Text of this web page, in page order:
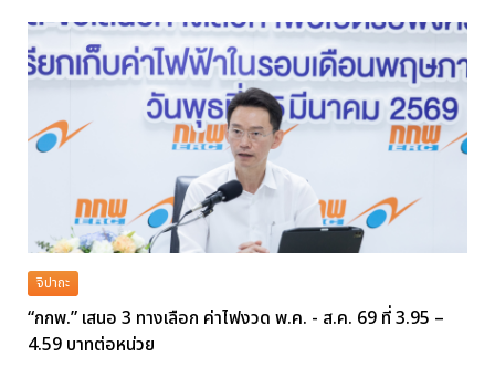
จิปาถะ
“กกพ.” เสนอ 3 ทางเลือก ค่าไฟงวด พ.ค. - ส.ค. 69 ที่ 3.95 –
4.59 บาทต่อหน่วย